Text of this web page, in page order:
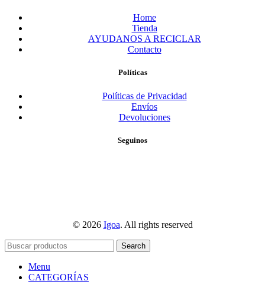
Home
Tienda
AYUDANOS A RECICLAR
Contacto
Políticas
Políticas de Privacidad
Envíos
Devoluciones
Seguinos
© 2026 Igoa. All rights reserved
Search
Menu
CATEGORÍAS